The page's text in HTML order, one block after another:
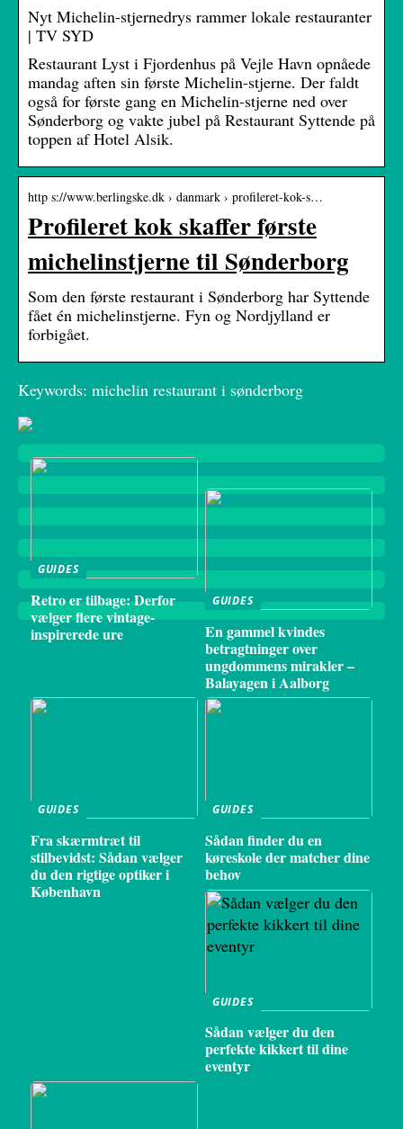
Nyt Michelin-stjernedrys rammer lokale restauranter
| TV SYD
Restaurant Lyst i Fjordenhus på Vejle Havn opnåede
mandag aften sin første Michelin-stjerne. Der faldt
også for første gang en Michelin-stjerne ned over
Sønderborg og vakte jubel på Restaurant Syttende på
toppen af Hotel Alsik.
http s://www.berlingske.dk › danmark › profileret-kok-s…
Profileret kok skaffer første
michelinstjerne til Sønderborg
Som den første restaurant i Sønderborg har Syttende
fået én michelinstjerne. Fyn og Nordjylland er
forbigået.
Keywords: michelin restaurant i sønderborg
GUIDES
Retro er tilbage: Derfor
vælger flere vintage-
inspirerede ure
GUIDES
En gammel kvindes
betragtninger over
ungdommens mirakler –
Balayagen i Aalborg
GUIDES
Fra skærmtræt til
stilbevidst: Sådan vælger
du den rigtige optiker i
København
GUIDES
Sådan finder du en
køreskole der matcher dine
behov
GUIDES
Sådan vælger du den
perfekte kikkert til dine
eventyr